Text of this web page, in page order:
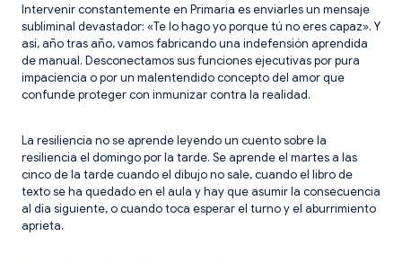
Intervenir constantemente en Primaria es enviarles un mensaje
subliminal devastador: «Te lo hago yo porque tú no eres capaz». Y
así, año tras año, vamos fabricando una indefensión aprendida
de manual. Desconectamos sus funciones ejecutivas por pura
impaciencia o por un malentendido concepto del amor que
confunde proteger con inmunizar contra la realidad.
La resiliencia no se aprende leyendo un cuento sobre la
resiliencia el domingo por la tarde. Se aprende el martes a las
cinco de la tarde cuando el dibujo no sale, cuando el libro de
texto se ha quedado en el aula y hay que asumir la consecuencia
al día siguiente, o cuando toca esperar el turno y el aburrimiento
aprieta.